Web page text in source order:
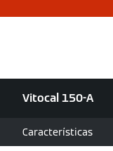
Vitocal 150-A
Características